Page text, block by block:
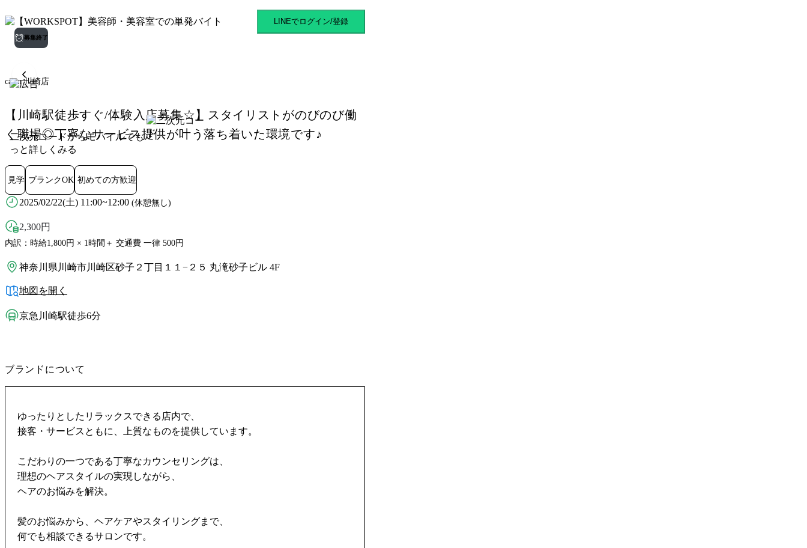
二次元コードからモバイルでも
っと詳しくみる
carin 川崎店 京急川崎駅のスキマバイト
LINEでログイン/登録
募集終了
carin 川崎店
【川崎駅徒歩すぐ/体験入店募集☆】スタイリストがのびのび働
く職場◎丁寧なサービス提供が叶う落ち着いた環境です♪
見学 ブランクOK 初めての方歓迎
2025/02/22(土) 11:00~12:00 (休憩無し)
2,300円
内訳：時給1,800円 × 1時間＋ 交通費 一律 500円
神奈川県川崎市川崎区砂子２丁目１１−２５ 丸滝砂子ビル 4F
地図を開く
京急川崎駅徒歩6分
ブランドについて
ゆったりとしたリラックスできる店内で、
接客・サービスともに、上質なものを提供しています。
こだわりの一つである丁寧なカウンセリングは、
理想のヘアスタイルの実現しながら、
ヘアのお悩みを解決。
髪のお悩みから、ヘアケアやスタイリングまで、
何でも相談できるサロンです。